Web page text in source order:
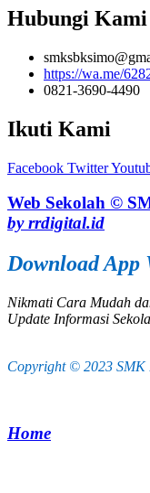
Hubungi Kami
https://wa.me/
0821-3690-4490
Ikuti Kami
Facebook Twitter
Web Sekolah ©
by rrdigital.id
Download App
Nikmati Cara Mudah
Update Informasi
Copyright © 2023
Home